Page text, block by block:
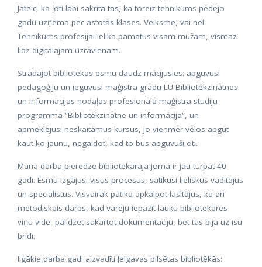
Jāteic, ka ļoti labi sakrita tas, ka toreiz tehnikums pēdējo
gadu uzņēma pēc astotās klases. Veiksme, vai ne!
Tehnikums profesijai ielika pamatus visam mūžam, vismaz
līdz digitālajam uzrāvienam.
Strādājot bibliotēkās esmu daudz mācījusies: apguvusi
pedagoģiju un ieguvusi maģistra grādu LU Bibliotēkzinātnes
un informācijas nodaļas profesionālā maģistra studiju
programmā “Bibliotēkzinātne un informācija“, un
apmeklējusi neskaitāmus kursus, jo vienmēr vēlos apgūt
kaut ko jaunu, negaidot, kad to būs apguvuši citi.
Mana darba pieredze bibliotekārajā jomā ir jau turpat 40
gadi. Esmu izgājusi visus procesus, satikusi lieliskus vadītājus
un speciālistus. Visvairāk patika apkalpot lasītājus, kā arī
metodiskais darbs, kad varēju iepazīt lauku bibliotekāres
viņu vidē, palīdzēt sakārtot dokumentāciju, bet tas bija uz īsu
brīdi.
Ilgākie darba gadi aizvadīti Jelgavas pilsētas bibliotēkās: